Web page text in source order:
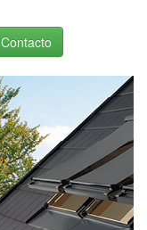
Contacto